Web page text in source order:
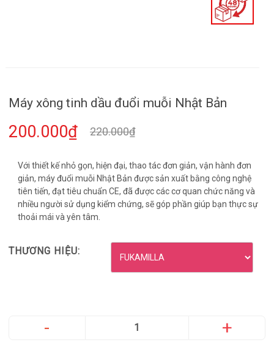
Máy xông tinh dầu đuổi muỗi Nhật Bản
200.000₫ 220.000₫
Với thiết kế nhỏ gọn, hiện đại, thao tác đơn giản, vận hành đơn
giản, máy đuổi muỗi Nhật Bản được sản xuất bằng công nghệ
tiên tiến, đạt tiêu chuẩn CE, đã được các cơ quan chức năng và
nhiều người sử dụng kiểm chứng, sẽ góp phần giúp bạn thực sự
thoải mái và yên tâm.
THƯƠNG HIỆU: